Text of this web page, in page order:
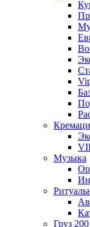
Музыка
Груз 200